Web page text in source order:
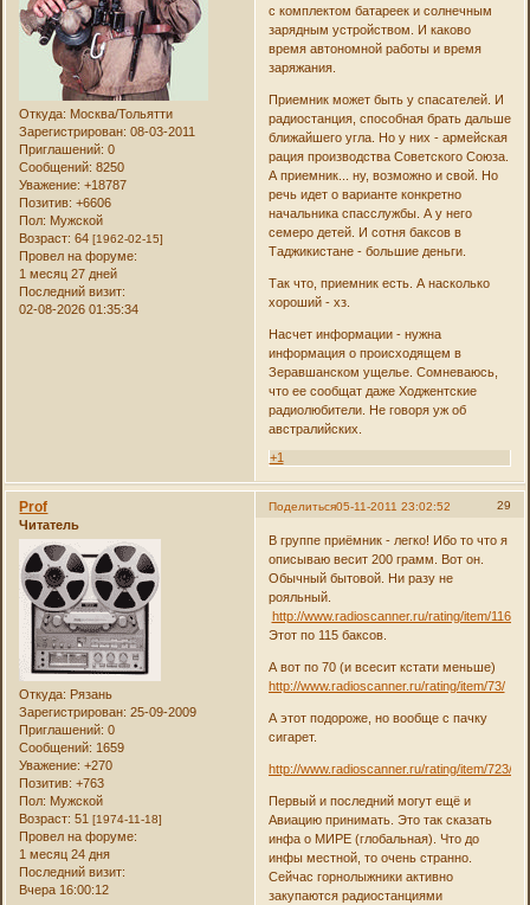
Откуда: Москва/Тольятти
Зарегистрирован: 08-03-2011
Приглашений: 0
Сообщений: 8250
Уважение: +18787
Позитив: +6606
Пол: Мужской
Возраст: 64[1962-02-15]
Провел на форуме:
1 месяц 27 дней
Последний визит:
02-08-2026 01:35:34
с комплектом батареек и солнечным
зарядным устройством. И каково
время автономной работы и время
заряжания.
Приемник может быть у спасателей. И
радиостанция, способная брать дальше
ближайшего угла. Но у них - армейская
рация производства Советского Союза.
А приемник... ну, возможно и свой. Но
речь идет о варианте конкретно
начальника спасслужбы. А у него
семеро детей. И сотня баксов в
Таджикистане - большие деньги.
Так что, приемник есть. А насколько
хороший - хз.
Насчет информации - нужна
информация о происходящем в
Зеравшанском ущелье. Сомневаюсь,
что ее сообщат даже Ходжентские
радиолюбители. Не говоря уж об
австралийских.
+1
Поделиться 29
05-11-2011 23:02:52
Prof
Читатель
Откуда: Рязань
Зарегистрирован: 25-09-2009
Приглашений: 0
Сообщений: 1659
Уважение: +270
Позитив: +763
Пол: Мужской
Возраст: 51[1974-11-18]
Провел на форуме:
1 месяц 24 дня
Последний визит:
Вчера 16:00:12
В группе приёмник - легко! Ибо то что я
описываю весит 200 грамм. Вот он.
Обычный бытовой. Ни разу не
рояльный.
http://www.radioscanner.ru/rating/item/1160/
Этот по 115 баксов.
А вот по 70 (и всесит кстати меньше)
http://www.radioscanner.ru/rating/item/73/
А этот подороже, но вообще с пачку
сигарет.
http://www.radioscanner.ru/rating/item/723/
Первый и последний могут ещё и
Авиацию принимать. Это так сказать
инфа о МИРЕ (глобальная). Что до
инфы местной, то очень странно.
Сейчас горнолыжники активно
закупаются радиостанциями